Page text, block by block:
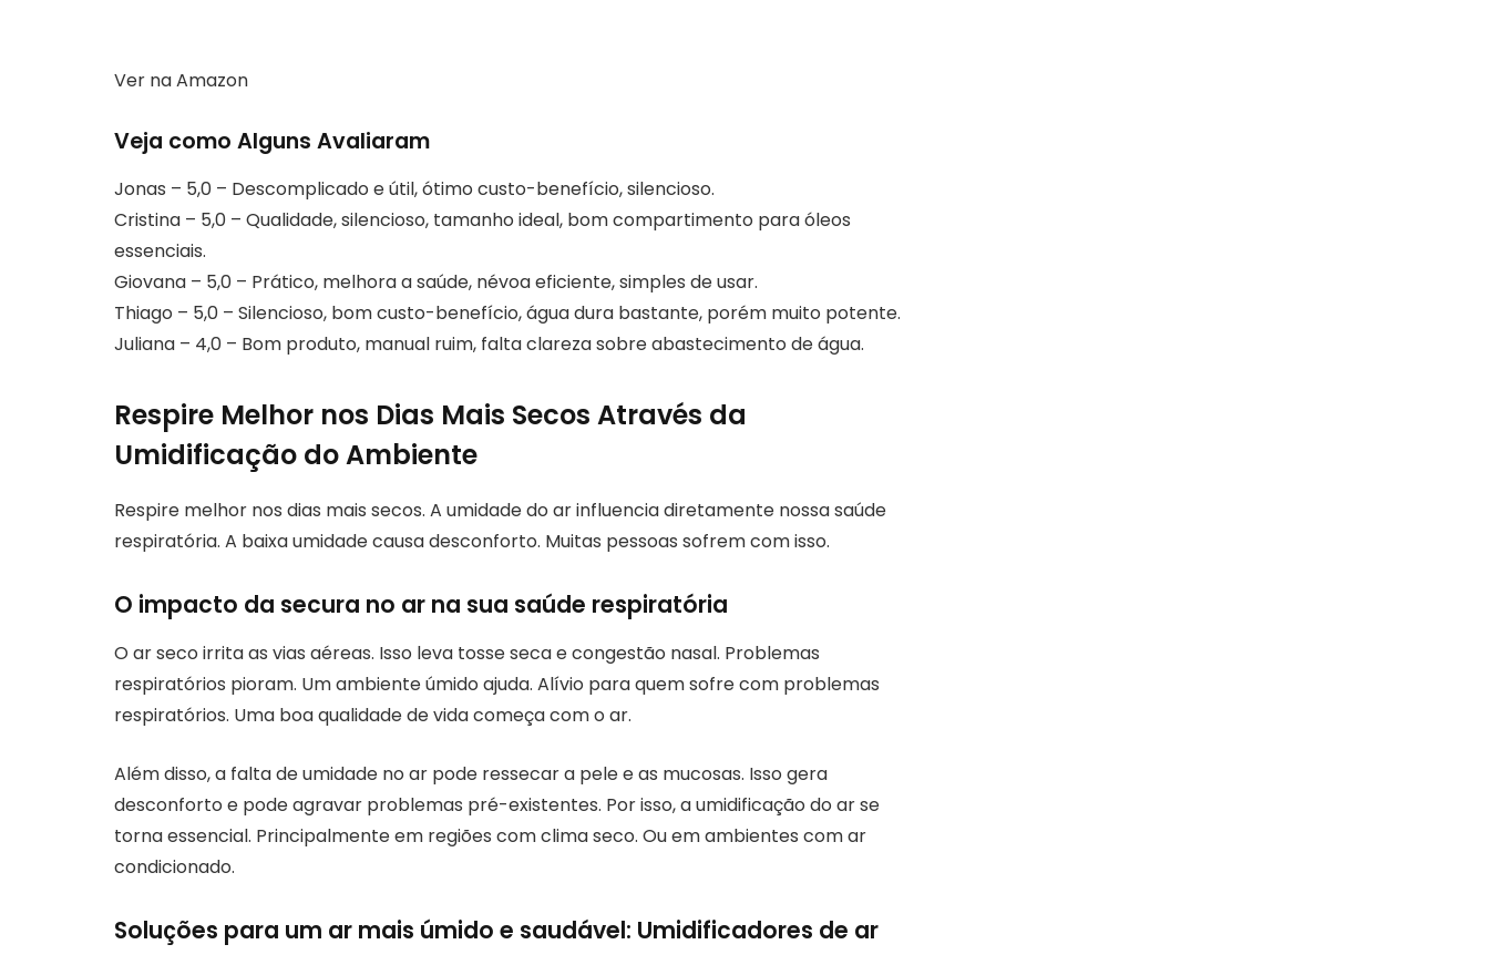
Ver na Amazon
Veja como Alguns Avaliaram
Jonas – 5,0 – Descomplicado e útil, ótimo custo-benefício, silencioso.
Cristina – 5,0 – Qualidade, silencioso, tamanho ideal, bom compartimento para óleos
essenciais.
Giovana – 5,0 – Prático, melhora a saúde, névoa eficiente, simples de usar.
Thiago – 5,0 – Silencioso, bom custo-benefício, água dura bastante, porém muito potente.
Juliana – 4,0 – Bom produto, manual ruim, falta clareza sobre abastecimento de água.
Respire Melhor nos Dias Mais Secos Através da
Umidificação do Ambiente
Respire melhor nos dias mais secos. A umidade do ar influencia diretamente nossa saúde
respiratória. A baixa umidade causa desconforto. Muitas pessoas sofrem com isso.
O impacto da secura no ar na sua saúde respiratória
O ar seco irrita as vias aéreas. Isso leva tosse seca e congestão nasal. Problemas
respiratórios pioram. Um ambiente úmido ajuda. Alívio para quem sofre com problemas
respiratórios. Uma boa qualidade de vida começa com o ar.
Além disso, a falta de umidade no ar pode ressecar a pele e as mucosas. Isso gera
desconforto e pode agravar problemas pré-existentes. Por isso, a umidificação do ar se
torna essencial. Principalmente em regiões com clima seco. Ou em ambientes com ar
condicionado.
Soluções para um ar mais úmido e saudável: Umidificadores de ar